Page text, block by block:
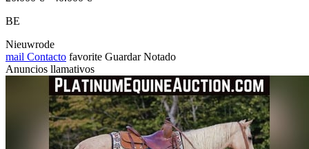
BE
Nieuwrode
mail Contacto favorite Guardar Notado
Anuncios llamativos